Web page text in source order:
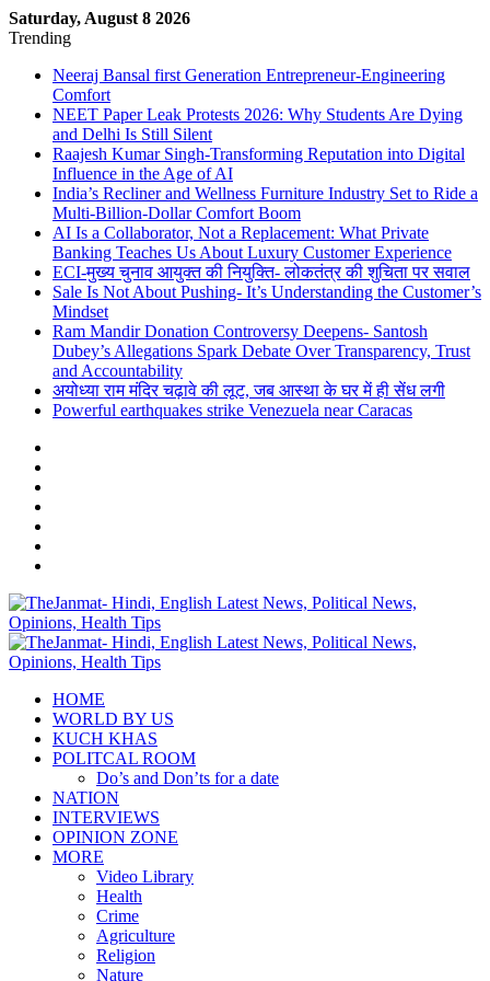
Saturday, August 8 2026
Trending
Neeraj Bansal first Generation Entrepreneur-Engineering
Comfort
NEET Paper Leak Protests 2026: Why Students Are Dying
and Delhi Is Still Silent
Raajesh Kumar Singh-Transforming Reputation into Digital
Influence in the Age of AI
India’s Recliner and Wellness Furniture Industry Set to Ride a
Multi-Billion-Dollar Comfort Boom
AI Is a Collaborator, Not a Replacement: What Private
Banking Teaches Us About Luxury Customer Experience
ECI-मुख्य चुनाव आयुक्त की नियुक्ति- लोकतंत्र की शुचिता पर सवाल
Sale Is Not About Pushing- It’s Understanding the Customer’s
Mindset
Ram Mandir Donation Controversy Deepens- Santosh
Dubey’s Allegations Spark Debate Over Transparency, Trust
and Accountability
अयोध्या राम मंदिर चढ़ावे की लूट, जब आस्था के घर में ही सेंध लगी
Powerful earthquakes strike Venezuela near Caracas
Menu
HOME
WORLD BY US
KUCH KHAS
POLITCAL ROOM
Do’s and Don’ts for a date
NATION
INTERVIEWS
OPINION ZONE
MORE
Video Library
Health
Crime
Agriculture
Religion
Nature